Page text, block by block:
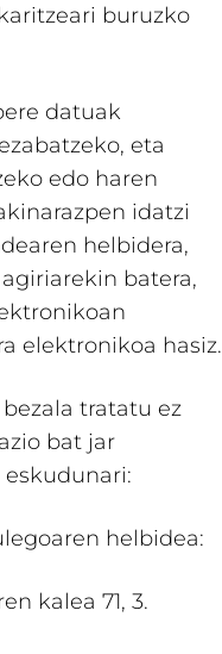
buruzko
datuak
eta
edo haren
idatzi
helbidera,
batera,
elektronikoa hasiz.
tratatu ez
bat jar
helbidea:
kalea 71, 3.